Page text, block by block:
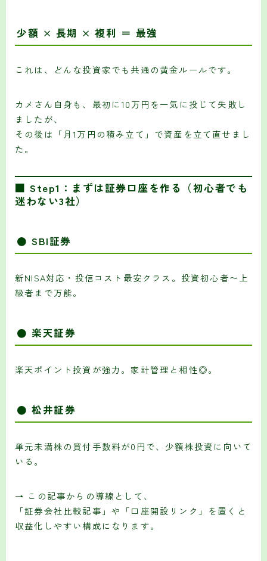
少額 × 長期 × 複利 ＝ 最強
これは、どんな投資家でも共通の黄金ルールです。
カメさん自身も、最初に10万円を一気に投じて失敗し
ましたが、
その後は「月1万円の積み立て」で資産を立て直せまし
た。
■ Step1：まずは証券口座を作る（初心者でも
迷わない3社）
● SBI証券
新NISA対応・投信コスト最安クラス。投資初心者〜上
級者まで万能。
● 楽天証券
楽天ポイント投資が強力。家計管理と相性◎。
● 松井証券
単元未満株の買付手数料が0円で、少額株投資に向いて
いる。
→ この記事からの導線として、
「証券会社比較記事」や「口座開設リンク」を置くと
収益化しやすい構成になります。